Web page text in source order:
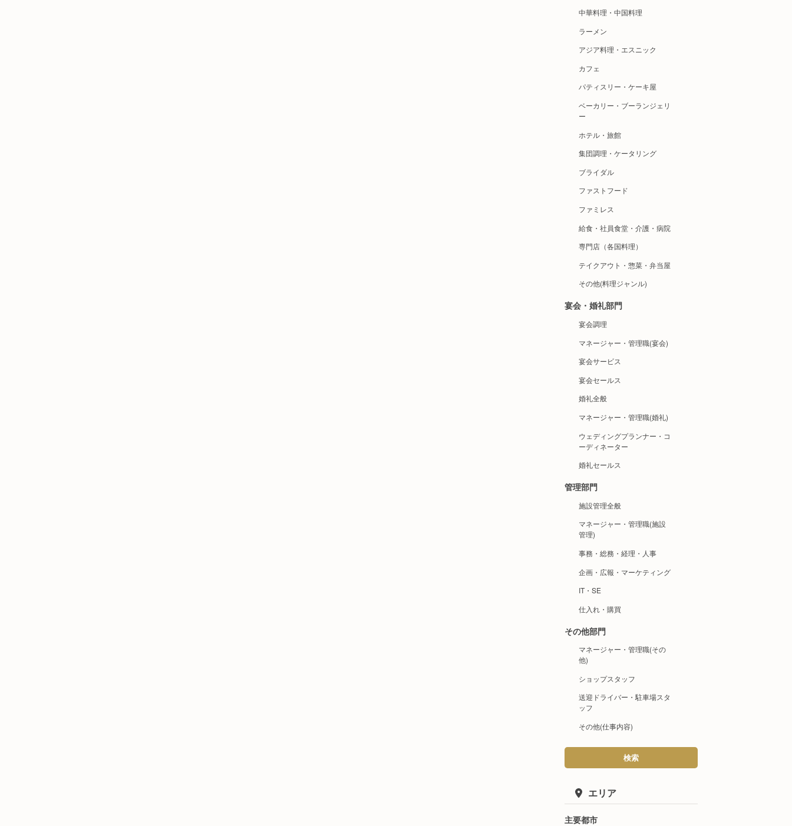
中華料理・中国料理
ラーメン
アジア料理・エスニック
カフェ
パティスリー・ケーキ屋
ベーカリー・ブーランジェリ
ー
ホテル・旅館
集団調理・ケータリング
ブライダル
ファストフード
ファミレス
給食・社員食堂・介護・病院
専門店（各国料理）
テイクアウト・惣菜・弁当屋
その他(料理ジャンル)
宴会・婚礼部門
宴会調理
マネージャー・管理職(宴会)
宴会サービス
宴会セールス
婚礼全般
マネージャー・管理職(婚礼)
ウェディングプランナー・コ
ーディネーター
婚礼セールス
管理部門
施設管理全般
マネージャー・管理職(施設
管理)
事務・総務・経理・人事
企画・広報・マーケティング
IT・SE
仕入れ・購買
その他部門
マネージャー・管理職(その
他)
ショップスタッフ
送迎ドライバー・駐車場スタ
ッフ
その他(仕事内容)
検索
エリア
主要都市